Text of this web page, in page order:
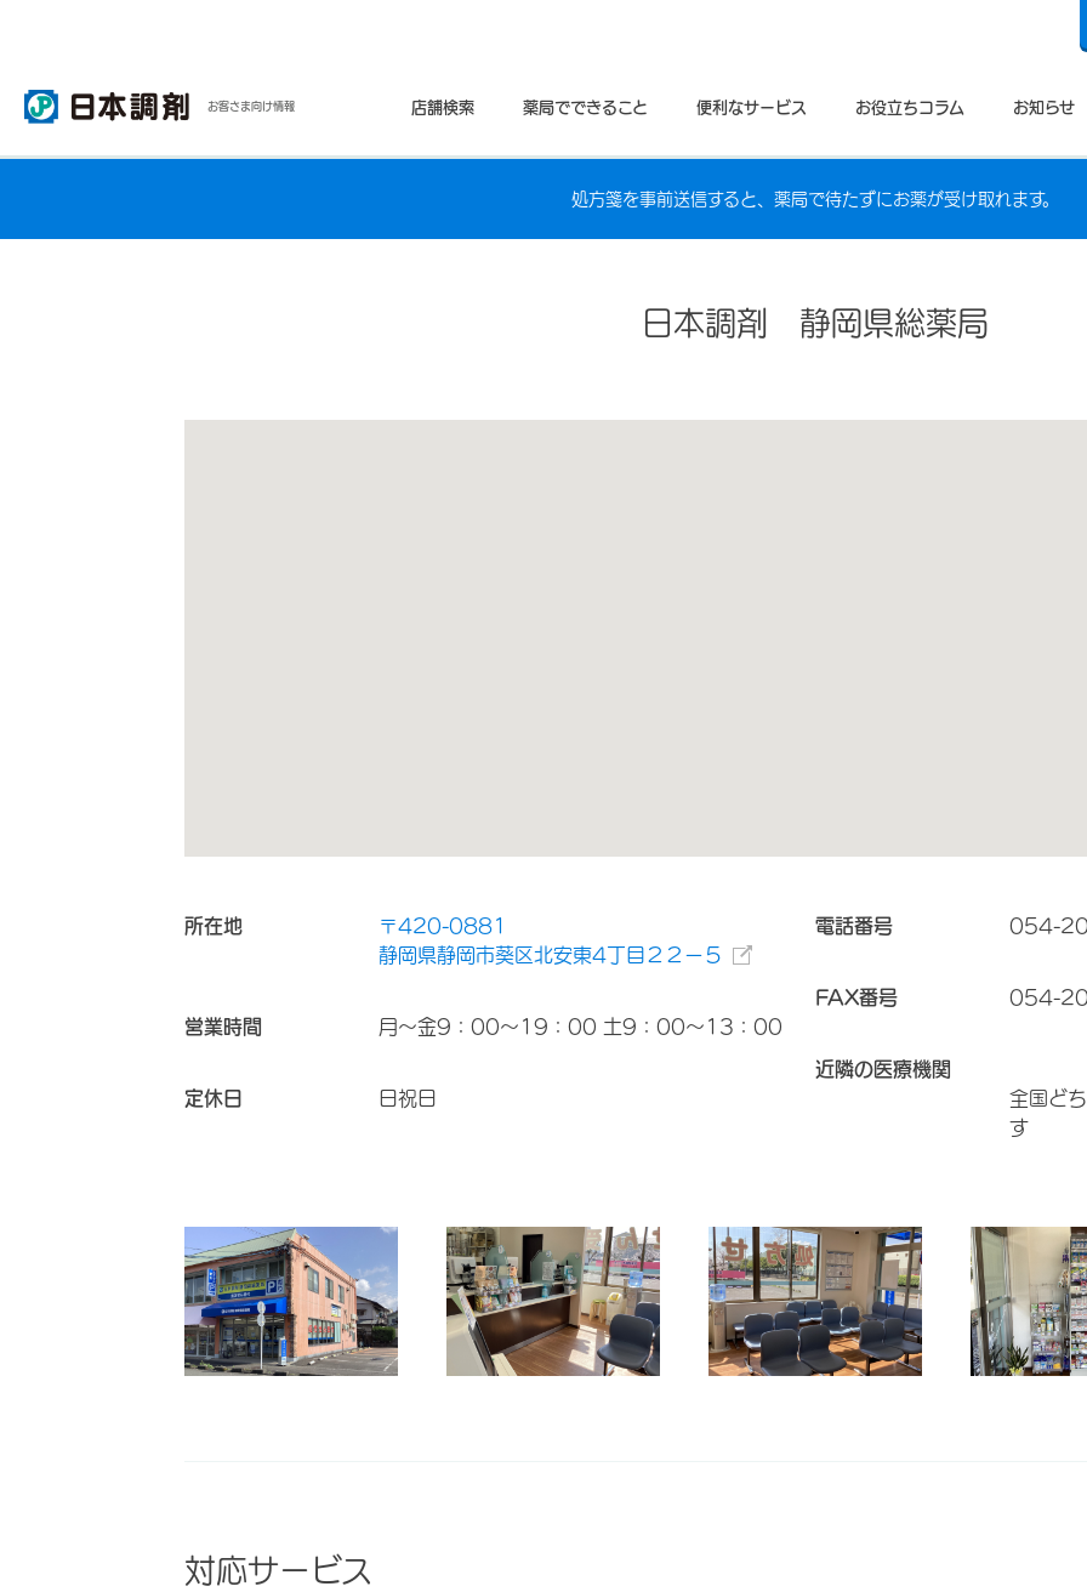
お客さま向け情報 店舗検索 薬局でできること 便利なサービス お役立ちコラム お知らせ
処方箋を事前送信すると、薬局で待たずにお薬が受け取れます。
日本調剤 静岡県総薬局
所在地
〒420-0881
静岡県静岡市葵区北安東4丁目２２ー５
営業時間 月～金9：00～19：00 土9：00～13：00
定休日 日祝日
電話番号 054-
FAX番号 054-
近隣の医療機関
全国ど
す
対応サービス